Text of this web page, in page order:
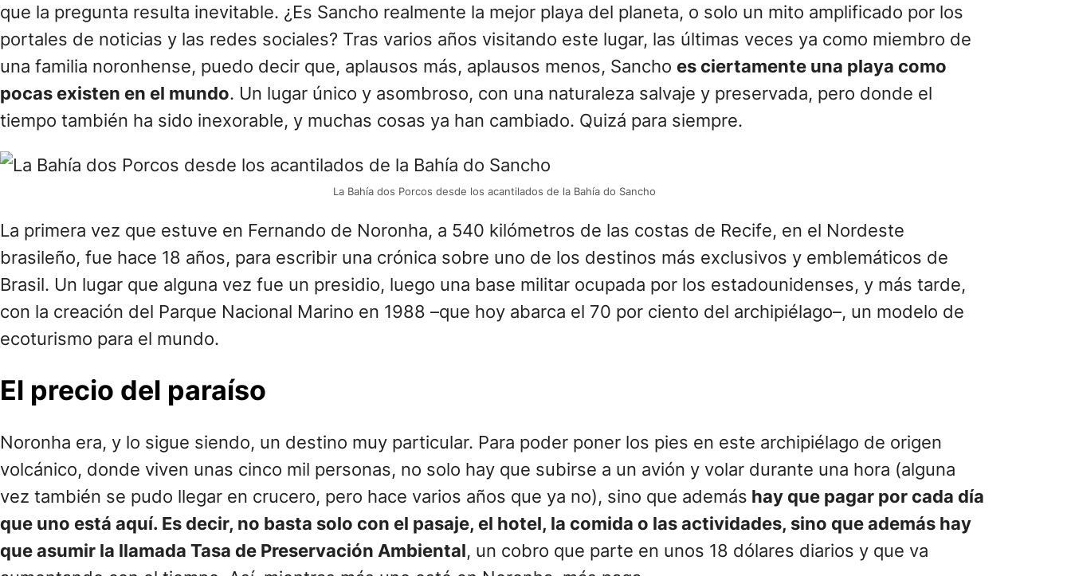
que la pregunta resulta inevitable. ¿Es Sancho realmente la mejor playa del planeta, o solo un mito amplificado por los
portales de noticias y las redes sociales? Tras varios años visitando este lugar, las últimas veces ya como miembro de
una familia noronhense, puedo decir que, aplausos más, aplausos menos, Sancho es ciertamente una playa como
pocas existen en el mundo. Un lugar único y asombroso, con una naturaleza salvaje y preservada, pero donde el
tiempo también ha sido inexorable, y muchas cosas ya han cambiado. Quizá para siempre.
La Bahía dos Porcos desde los acantilados de la Bahía do Sancho
La primera vez que estuve en Fernando de Noronha, a 540 kilómetros de las costas de Recife, en el Nordeste
brasileño, fue hace 18 años, para escribir una crónica sobre uno de los destinos más exclusivos y emblemáticos de
Brasil. Un lugar que alguna vez fue un presidio, luego una base militar ocupada por los estadounidenses, y más tarde,
con la creación del Parque Nacional Marino en 1988 –que hoy abarca el 70 por ciento del archipiélago–, un modelo de
ecoturismo para el mundo.
El precio del paraíso
Noronha era, y lo sigue siendo, un destino muy particular. Para poder poner los pies en este archipiélago de origen
volcánico, donde viven unas cinco mil personas, no solo hay que subirse a un avión y volar durante una hora (alguna
vez también se pudo llegar en crucero, pero hace varios años que ya no), sino que además hay que pagar por cada día
que uno está aquí. Es decir, no basta solo con el pasaje, el hotel, la comida o las actividades, sino que además hay
que asumir la llamada Tasa de Preservación Ambiental, un cobro que parte en unos 18 dólares diarios y que va